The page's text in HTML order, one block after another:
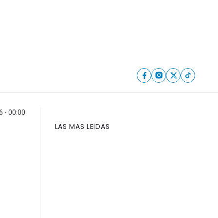
- 00:00
LAS MAS LEIDAS